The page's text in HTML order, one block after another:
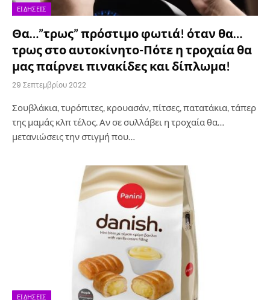
ΕΙΔΉΣΕΙΣ
Θα…”τρως” πρόστιμο φωτιά! όταν θα…
τρως στο αυτοκίνητο-Πότε η τροχαία θα
μας παίρνει πινακίδες και δίπλωμα!
29 Σεπτεμβρίου 2022
Σουβλάκια, τυρόπιτες, κρουασάν, πίτσες, πατατάκια, τάπερ
της μαμάς κλπ τέλος. Αν σε συλλάβει η τροχαία θα…
μετανιώσεις την στιγμή που…
ΕΙΔΉΣΕΙΣ